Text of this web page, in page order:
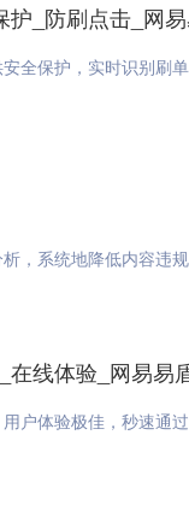
护_防刷点击_网
全保护，实时识别
，系统地降低内容违
在线体验_网易易
户体验极佳，秒速通